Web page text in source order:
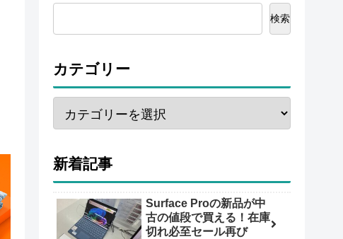
検索
カテゴリー
新着記事
Surface Proの新品が中
古の値段で買える！在庫
切れ必至セール再び